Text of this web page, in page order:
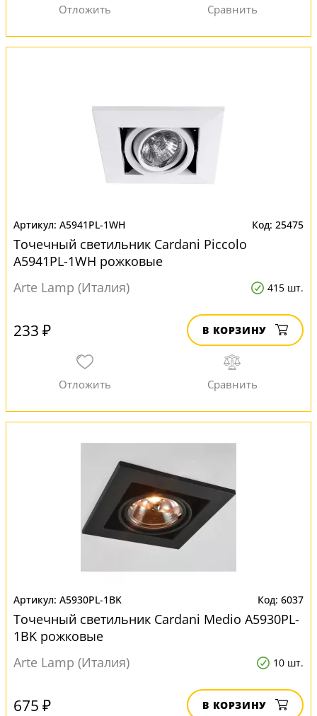
A5941PL-1WH 25475
Точечный светильник Cardani Piccolo
A5941PL-1WH рожковые
Arte Lamp (Италия)
415 шт.
233 ₽ В КОРЗИНУ
A5930PL-1BK 6037
Точечный светильник Cardani Medio A5930PL-
1BK рожковые
Arte Lamp (Италия)
10 шт.
675 ₽ В КОРЗИНУ